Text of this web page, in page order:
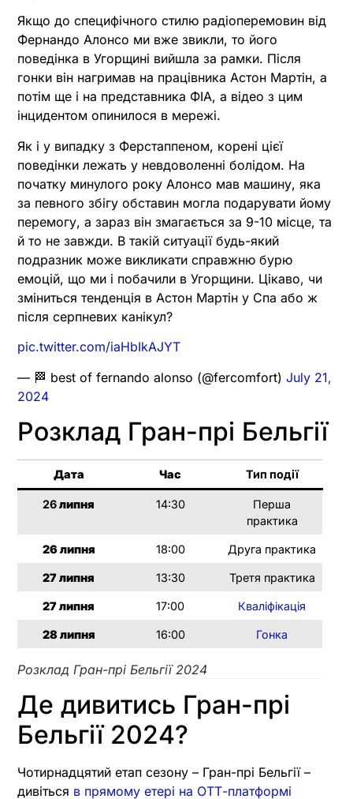
Якщо до специфічного стилю радіоперемовин від
Фернандо Алонсо ми вже звикли, то його
поведінка в Угорщині вийшла за рамки. Після
гонки він нагримав на працівника Астон Мартін, а
потім ще і на представника ФІА, а відео з цим
інцидентом опинилося в мережі.
Як і у випадку з Ферстаппеном, корені цієї
поведінки лежать у невдоволенні болідом. На
початку минулого року Алонсо мав машину, яка
за певного збігу обставин могла подарувати йому
перемогу, а зараз він змагається за 9-10 місце, та
й то не завжди. В такій ситуації будь-який
подразник може викликати справжню бурю
емоцій, що ми і побачили в Угорщини. Цікаво, чи
зміниться тенденція в Астон Мартін у Спа або ж
після серпневих канікул?
pic.twitter.com/iaHbIkAJYT
— 🏁 best of fernando alonso (@fercomfort) July 21,
2024
Розклад Гран-прі Бельгії
Дата Час Тип події
26липня 14:30
Перша
практика
26липня 18:00 Друга практика
27липня 13:30 Третя практика
27липня 17:00 Кваліфікація
28липня 16:00 Гонка
Розклад Гран-прі Бельгії 2024
Де дивитись Гран-прі
Бельгії 2024?
Чотирнадцятий етап сезону – Гран-прі Бельгії –
дивіться в прямому етері на ОТТ-платформі